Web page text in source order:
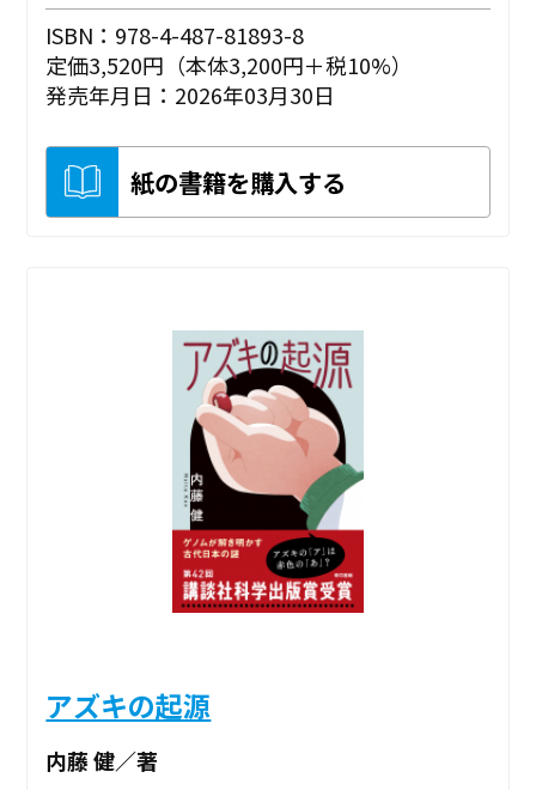
ISBN：978-4-487-81893-8
定価3,520円（本体3,200円＋税10%）
発売年月日：2026年03月30日
紙の書籍を購入する
アズキの起源
内藤 健／著